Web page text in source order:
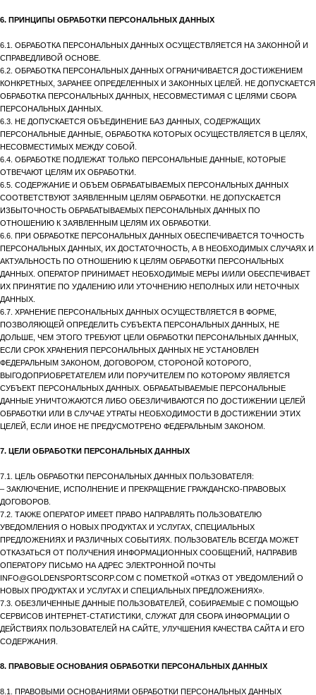
6. ПРИНЦИПЫ ОБРАБОТКИ ПЕРСОНАЛЬНЫХ ДАННЫХ
6.1. ОБРАБОТКА ПЕРСОНАЛЬНЫХ ДАННЫХ ОСУЩЕСТВЛЯЕТСЯ НА ЗАКОННОЙ И
СПРАВЕДЛИВОЙ ОСНОВЕ.
6.2. ОБРАБОТКА ПЕРСОНАЛЬНЫХ ДАННЫХ ОГРАНИЧИВАЕТСЯ ДОСТИЖЕНИЕМ
КОНКРЕТНЫХ, ЗАРАНЕЕ ОПРЕДЕЛЕННЫХ И ЗАКОННЫХ ЦЕЛЕЙ. НЕ ДОПУСКАЕТСЯ
ОБРАБОТКА ПЕРСОНАЛЬНЫХ ДАННЫХ, НЕСОВМЕСТИМАЯ С ЦЕЛЯМИ СБОРА
ПЕРСОНАЛЬНЫХ ДАННЫХ.
6.3. НЕ ДОПУСКАЕТСЯ ОБЪЕДИНЕНИЕ БАЗ ДАННЫХ, СОДЕРЖАЩИХ
ПЕРСОНАЛЬНЫЕ ДАННЫЕ, ОБРАБОТКА КОТОРЫХ ОСУЩЕСТВЛЯЕТСЯ В ЦЕЛЯХ,
НЕСОВМЕСТИМЫХ МЕЖДУ СОБОЙ.
6.4. ОБРАБОТКЕ ПОДЛЕЖАТ ТОЛЬКО ПЕРСОНАЛЬНЫЕ ДАННЫЕ, КОТОРЫЕ
ОТВЕЧАЮТ ЦЕЛЯМ ИХ ОБРАБОТКИ.
6.5. СОДЕРЖАНИЕ И ОБЪЕМ ОБРАБАТЫВАЕМЫХ ПЕРСОНАЛЬНЫХ ДАННЫХ
СООТВЕТСТВУЮТ ЗАЯВЛЕННЫМ ЦЕЛЯМ ОБРАБОТКИ. НЕ ДОПУСКАЕТСЯ
ИЗБЫТОЧНОСТЬ ОБРАБАТЫВАЕМЫХ ПЕРСОНАЛЬНЫХ ДАННЫХ ПО
ОТНОШЕНИЮ К ЗАЯВЛЕННЫМ ЦЕЛЯМ ИХ ОБРАБОТКИ.
6.6. ПРИ ОБРАБОТКЕ ПЕРСОНАЛЬНЫХ ДАННЫХ ОБЕСПЕЧИВАЕТСЯ ТОЧНОСТЬ
ПЕРСОНАЛЬНЫХ ДАННЫХ, ИХ ДОСТАТОЧНОСТЬ, А В НЕОБХОДИМЫХ СЛУЧАЯХ И
АКТУАЛЬНОСТЬ ПО ОТНОШЕНИЮ К ЦЕЛЯМ ОБРАБОТКИ ПЕРСОНАЛЬНЫХ
ДАННЫХ. ОПЕРАТОР ПРИНИМАЕТ НЕОБХОДИМЫЕ МЕРЫ И/ИЛИ ОБЕСПЕЧИВАЕТ
ИХ ПРИНЯТИЕ ПО УДАЛЕНИЮ ИЛИ УТОЧНЕНИЮ НЕПОЛНЫХ ИЛИ НЕТОЧНЫХ
ДАННЫХ.
6.7. ХРАНЕНИЕ ПЕРСОНАЛЬНЫХ ДАННЫХ ОСУЩЕСТВЛЯЕТСЯ В ФОРМЕ,
ПОЗВОЛЯЮЩЕЙ ОПРЕДЕЛИТЬ СУБЪЕКТА ПЕРСОНАЛЬНЫХ ДАННЫХ, НЕ
ДОЛЬШЕ, ЧЕМ ЭТОГО ТРЕБУЮТ ЦЕЛИ ОБРАБОТКИ ПЕРСОНАЛЬНЫХ ДАННЫХ,
ЕСЛИ СРОК ХРАНЕНИЯ ПЕРСОНАЛЬНЫХ ДАННЫХ НЕ УСТАНОВЛЕН
ФЕДЕРАЛЬНЫМ ЗАКОНОМ, ДОГОВОРОМ, СТОРОНОЙ КОТОРОГО,
ВЫГОДОПРИОБРЕТАТЕЛЕМ ИЛИ ПОРУЧИТЕЛЕМ ПО КОТОРОМУ ЯВЛЯЕТСЯ
СУБЪЕКТ ПЕРСОНАЛЬНЫХ ДАННЫХ. ОБРАБАТЫВАЕМЫЕ ПЕРСОНАЛЬНЫЕ
ДАННЫЕ УНИЧТОЖАЮТСЯ ЛИБО ОБЕЗЛИЧИВАЮТСЯ ПО ДОСТИЖЕНИИ ЦЕЛЕЙ
ОБРАБОТКИ ИЛИ В СЛУЧАЕ УТРАТЫ НЕОБХОДИМОСТИ В ДОСТИЖЕНИИ ЭТИХ
ЦЕЛЕЙ, ЕСЛИ ИНОЕ НЕ ПРЕДУСМОТРЕНО ФЕДЕРАЛЬНЫМ ЗАКОНОМ.
7. ЦЕЛИ ОБРАБОТКИ ПЕРСОНАЛЬНЫХ ДАННЫХ
7.1. ЦЕЛЬ ОБРАБОТКИ ПЕРСОНАЛЬНЫХ ДАННЫХ ПОЛЬЗОВАТЕЛЯ:
– ЗАКЛЮЧЕНИЕ, ИСПОЛНЕНИЕ И ПРЕКРАЩЕНИЕ ГРАЖДАНСКО-ПРАВОВЫХ
ДОГОВОРОВ.
7.2. ТАКЖЕ ОПЕРАТОР ИМЕЕТ ПРАВО НАПРАВЛЯТЬ ПОЛЬЗОВАТЕЛЮ
УВЕДОМЛЕНИЯ О НОВЫХ ПРОДУКТАХ И УСЛУГАХ, СПЕЦИАЛЬНЫХ
ПРЕДЛОЖЕНИЯХ И РАЗЛИЧНЫХ СОБЫТИЯХ. ПОЛЬЗОВАТЕЛЬ ВСЕГДА МОЖЕТ
ОТКАЗАТЬСЯ ОТ ПОЛУЧЕНИЯ ИНФОРМАЦИОННЫХ СООБЩЕНИЙ, НАПРАВИВ
ОПЕРАТОРУ ПИСЬМО НА АДРЕС ЭЛЕКТРОННОЙ ПОЧТЫ
INFO@GOLDENSPORTSCORP.COM С ПОМЕТКОЙ «ОТКАЗ ОТ УВЕДОМЛЕНИЙ О
НОВЫХ ПРОДУКТАХ И УСЛУГАХ И СПЕЦИАЛЬНЫХ ПРЕДЛОЖЕНИЯХ».
7.3. ОБЕЗЛИЧЕННЫЕ ДАННЫЕ ПОЛЬЗОВАТЕЛЕЙ, СОБИРАЕМЫЕ С ПОМОЩЬЮ
СЕРВИСОВ ИНТЕРНЕТ-СТАТИСТИКИ, СЛУЖАТ ДЛЯ СБОРА ИНФОРМАЦИИ О
ДЕЙСТВИЯХ ПОЛЬЗОВАТЕЛЕЙ НА САЙТЕ, УЛУЧШЕНИЯ КАЧЕСТВА САЙТА И ЕГО
СОДЕРЖАНИЯ.
8. ПРАВОВЫЕ ОСНОВАНИЯ ОБРАБОТКИ ПЕРСОНАЛЬНЫХ ДАННЫХ
8.1. ПРАВОВЫМИ ОСНОВАНИЯМИ ОБРАБОТКИ ПЕРСОНАЛЬНЫХ ДАННЫХ